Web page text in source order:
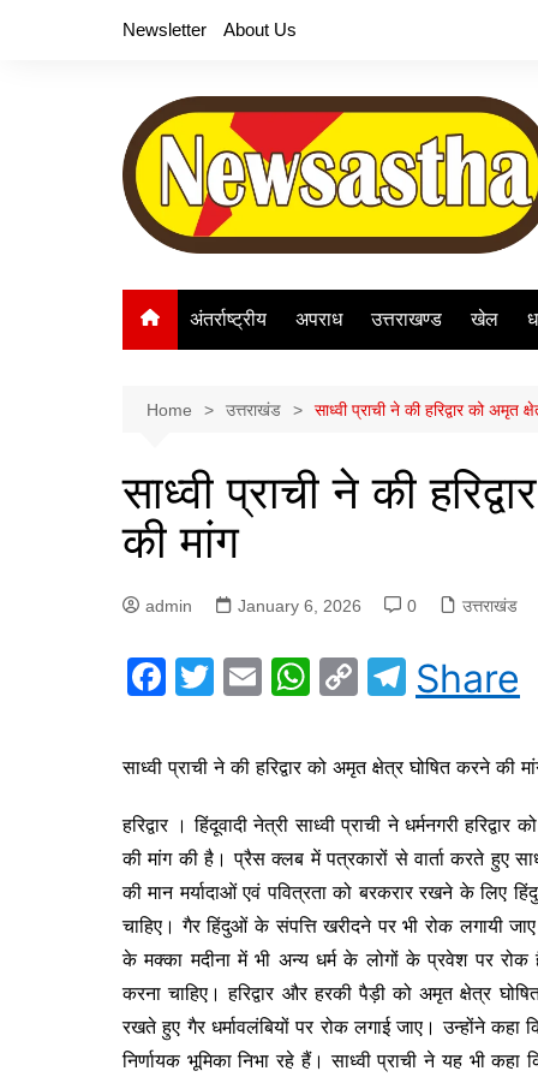
Newsletter About Us
अंतर्राष्ट्रीय अपराध उत्तराखण्ड खेल
Home उत्तराखंड साध्वी प्राची ने की हरिद्वार को अमृत
साध्वी प्राची ने की
की मांग
admin January 6, 2026 0 उत्तराखंड
F
c
e
b
o
o
k
T
itt
E
ai
l
W
at
A
p
p
C
p
Li
n
k
T
el
e
a
m
Share
साध्वी प्राची ने की हरिद्वार को अमृत क्षेत्र घोषित करने की
हरिद्वार । हिंदूवादी नेत्री साध्वी प्राची ने धर्मनगरी
की मांग की है। प्रैस क्लब में पत्रकारों से वार्ता करते हुए
की मान मर्यादाओं एवं पवित्रता को बरकरार रखने के लिए
चाहिए। गैर हिंदुओं के संपत्ति खरीदने पर भी रोक लगायी
के मक्का मदीना में भी अन्य धर्म के लोगों के प्रवेश पर रोक
करना चाहिए। हरिद्वार और हरकी पैड़ी को अमृत क्षेत्र
रखते हुए गैर धर्मावलंबियों पर रोक लगाई जाए। उन्होंने
निर्णायक भूमिका निभा रहे हैं। साध्वी प्राची ने यह भी कहा